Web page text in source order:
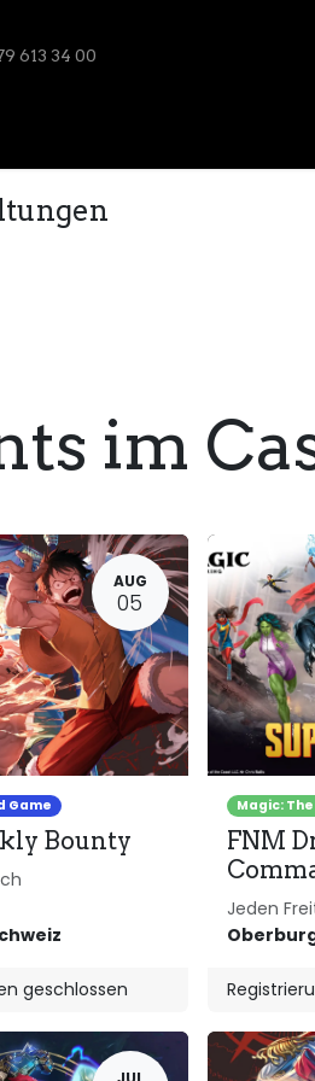
613 34 00
im
AUG
05
Game
Bounty
geschlossen
Magic:
FNM
Jeden